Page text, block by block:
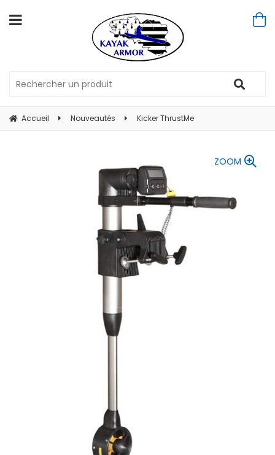
Accueil Nouveautés Kicker ThrustMe
ZOOM